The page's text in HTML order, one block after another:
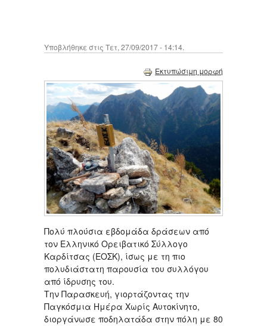
Υποβλήθηκε στις Τετ, 27/09/2017 - 14:14.
Εκτυπώσιμη μορφή
Πολύ πλούσια εβδομάδα δράσεων από
τον Ελληνικό Ορειβατικό Σύλλογο
Καρδίτσας (ΕΟΣΚ), ίσως με τη πιο
πολυδιάστατη παρουσία του συλλόγου
από ίδρυσης του.
Την Παρασκευή, γιορτάζοντας την
Παγκόσμια Ημέρα Χωρίς Αυτοκίνητο,
διοργάνωσε ποδηλατάδα στην πόλη με 80